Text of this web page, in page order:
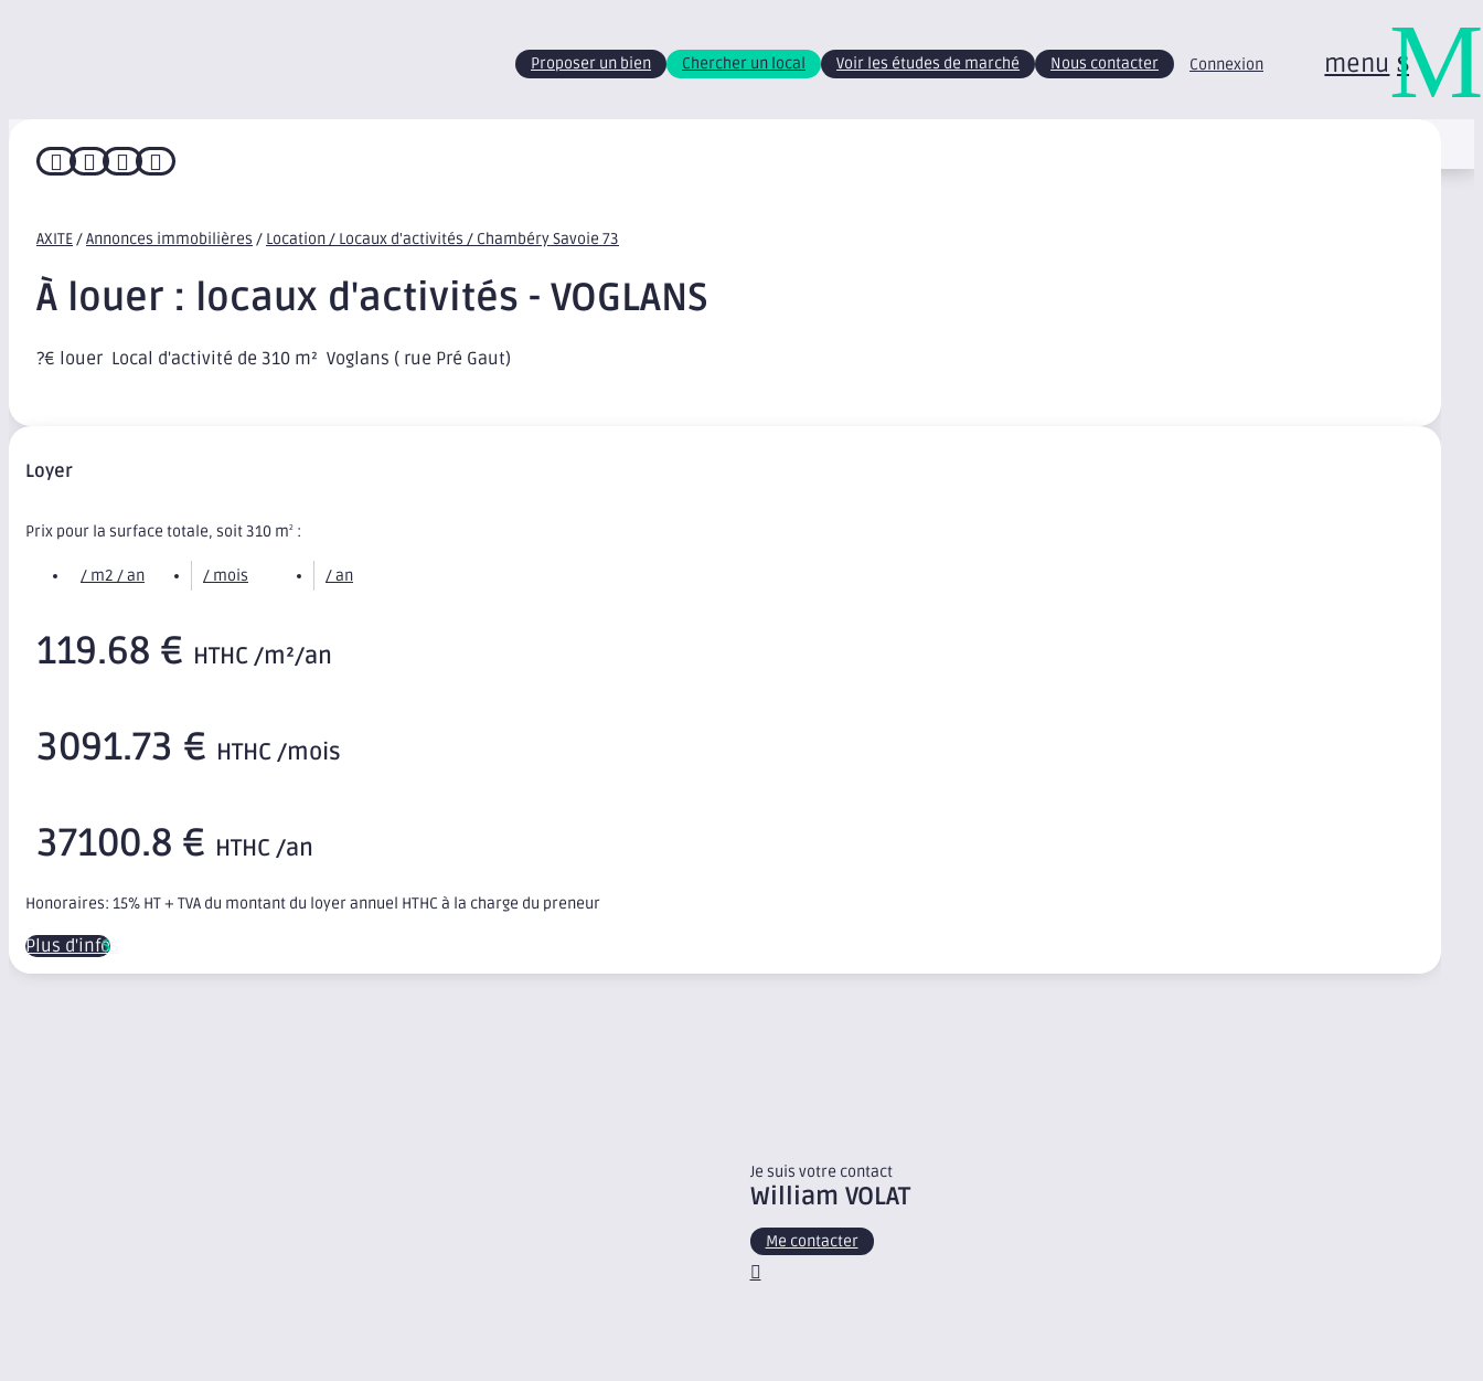
Proposer un bien Chercher un local Voir les études de marché Nous contacter Connexion menu
   
AXITE/Annonces immobilières / Location / Locaux d'activités / Chambéry Savoie 73
À louer : locaux d'activités - VOGLANS
?€ louer  Local d'activité de 310 m²  Voglans ( rue Pré Gaut)
Loyer
Prix pour la surface totale, soit 310 m2 :
/ m2 / an / mois / an
119.68 € HTHC /m²/an
3091.73 € HTHC /mois
37100.8 € HTHC /an
Honoraires: 15% HT + TVA du montant du loyer annuel HTHC à la charge du preneur
Plus d'infos
Je suis votre contact
William VOLAT
Me contacter
M